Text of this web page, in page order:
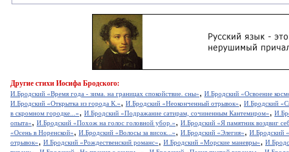
Другие стихи Иосифа Бродского:
И.Бродский «Время года - зима. на границах спокойствие. сны», И.Бродский «Освоение
И.Бродский «Открытка из города К.», И.Бродский «Неоконченный отрывок», И.Бродский
в скромном городке...», И.Бродский «Подражание сатирам, сочиненным Кантемиром»,
опыта», И.Бродский «Похож на голос головной убор.», И.Бродский «Я памятник воздвиг
«Осень в Норенской», И.Бродский «Волосы за висок...», И.Бродский «Элегия», И.Бродский
отрывок», И.Бродский «Рождественский романс», И.Бродский «Морские маневры»,